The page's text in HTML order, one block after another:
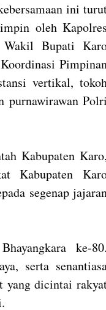
ini
oleh Kapolres
Bupati
vertikal,
purnawirawan Polri
Kabupaten Karo,
Kabupaten
segenap
ke-80.
serta
yang dicintai